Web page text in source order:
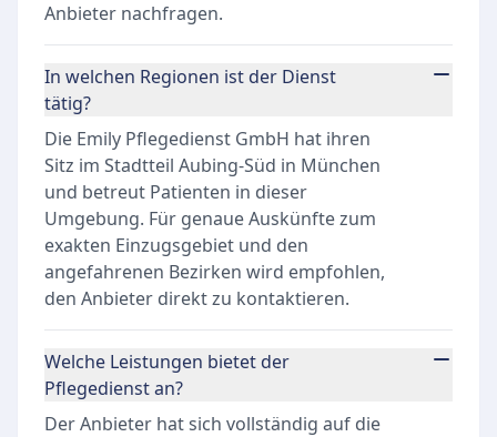
Anbieter nachfragen.
In welchen Regionen ist der Dienst
tätig?
Die Emily Pflegedienst GmbH hat ihren
Sitz im Stadtteil Aubing-Süd in München
und betreut Patienten in dieser
Umgebung. Für genaue Auskünfte zum
exakten Einzugsgebiet und den
angefahrenen Bezirken wird empfohlen,
den Anbieter direkt zu kontaktieren.
Welche Leistungen bietet der
Pflegedienst an?
Der Anbieter hat sich vollständig auf die